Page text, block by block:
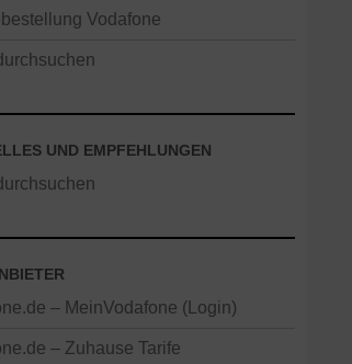
Vodafone
UND EMPFEHLUNGEN
– MeinVodafone (Login)
– Zuhause Tarife